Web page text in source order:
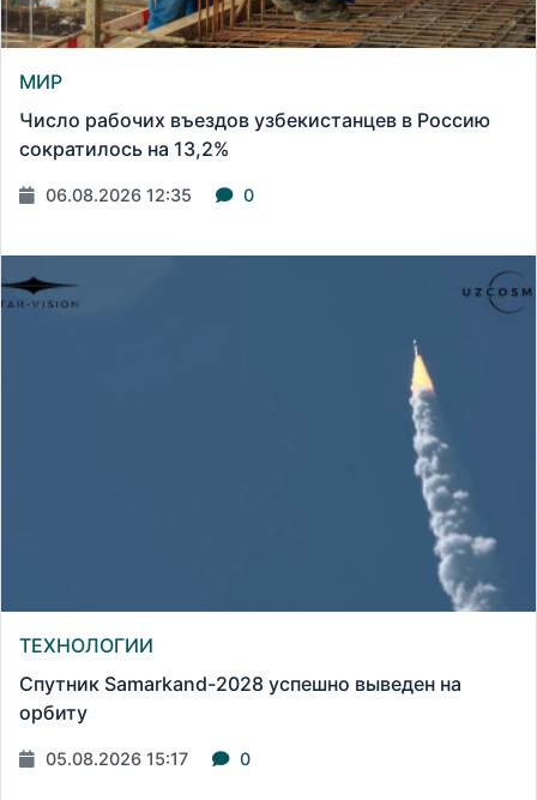
МИР
Число рабочих въездов узбекистанцев в Россию
сократилось на 13,2%
06.08.2026 12:35 0
ТЕХНОЛОГИИ
Спутник Samarkand-2028 успешно выведен на
орбиту
05.08.2026 15:17 0